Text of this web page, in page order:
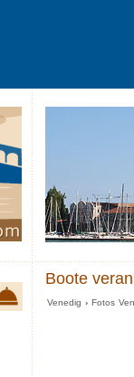
Boote
Venedig ›Fotos